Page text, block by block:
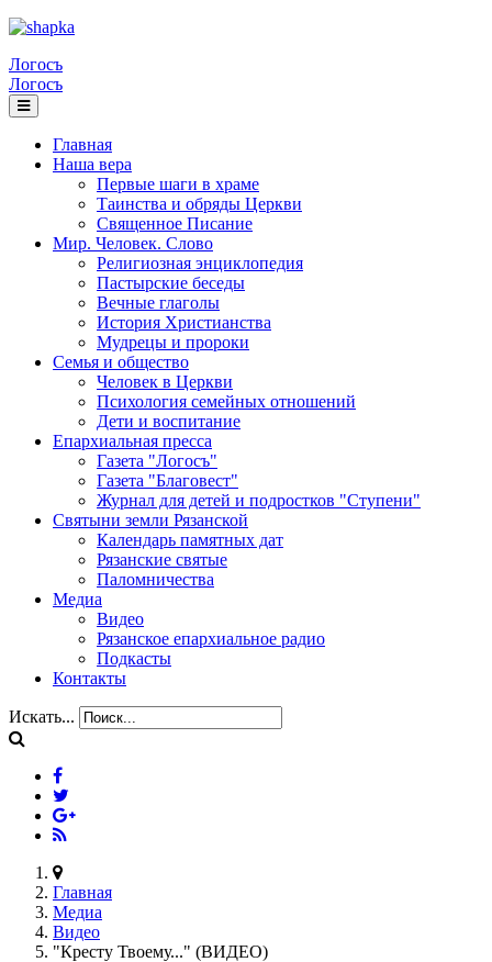
Логосъ
Логосъ
Главная
Наша вера
Первые шаги в храме
Таинства и обряды Церкви
Священное Писание
Мир. Человек. Слово
Религиозная энциклопедия
Пастырские беседы
Вечные глаголы
История Христианства
Мудрецы и пророки
Семья и общество
Человек в Церкви
Психология семейных отношений
Дети и воспитание
Епархиальная пресса
Газета "Логосъ"
Газета "Благовест"
Журнал для детей и подростков "Ступени"
Святыни земли Рязанской
Календарь памятных дат
Рязанские святые
Паломничества
Медиа
Видео
Рязанское епархиальное радио
Подкасты
Контакты
Искать...
Главная
Медиа
Видео
"Кресту Твоему..." (ВИДЕО)